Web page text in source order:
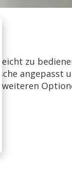
zu
angepasst